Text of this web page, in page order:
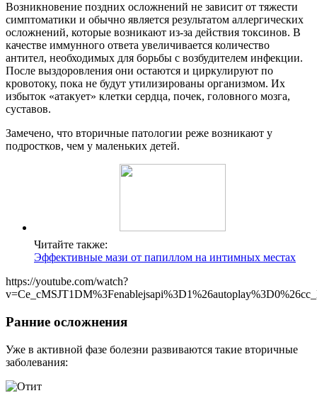
Возникновение поздних осложнений не зависит от тяжести
симптоматики и обычно является результатом аллергических
осложнений, которые возникают из-за действия токсинов. В
качестве иммунного ответа увеличивается количество
антител, необходимых для борьбы с возбудителем инфекции.
После выздоровления они остаются и циркулируют по
кровотоку, пока не будут утилизированы организмом. Их
избыток «атакует» клетки сердца, почек, головного мозга,
суставов.
Замечено, что вторичные патологии реже возникают у
подростков, чем у маленьких детей.
Читайте также:
Эффективные мази от папиллом на интимных местах
https://youtube.com/watch?
Ранние осложнения
Уже в активной фазе болезни развиваются такие вторичные
заболевания: